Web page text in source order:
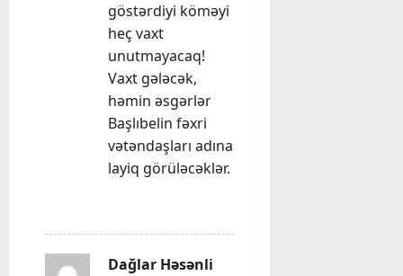
göstərdiyi köməyi
heç vaxt
unutmayacaq!
Vaxt gələcək,
həmin əsgərlər
Başlıbelin fəxri
vətəndaşları adına
layiq görüləcəklər.
Dağlar Həsənli